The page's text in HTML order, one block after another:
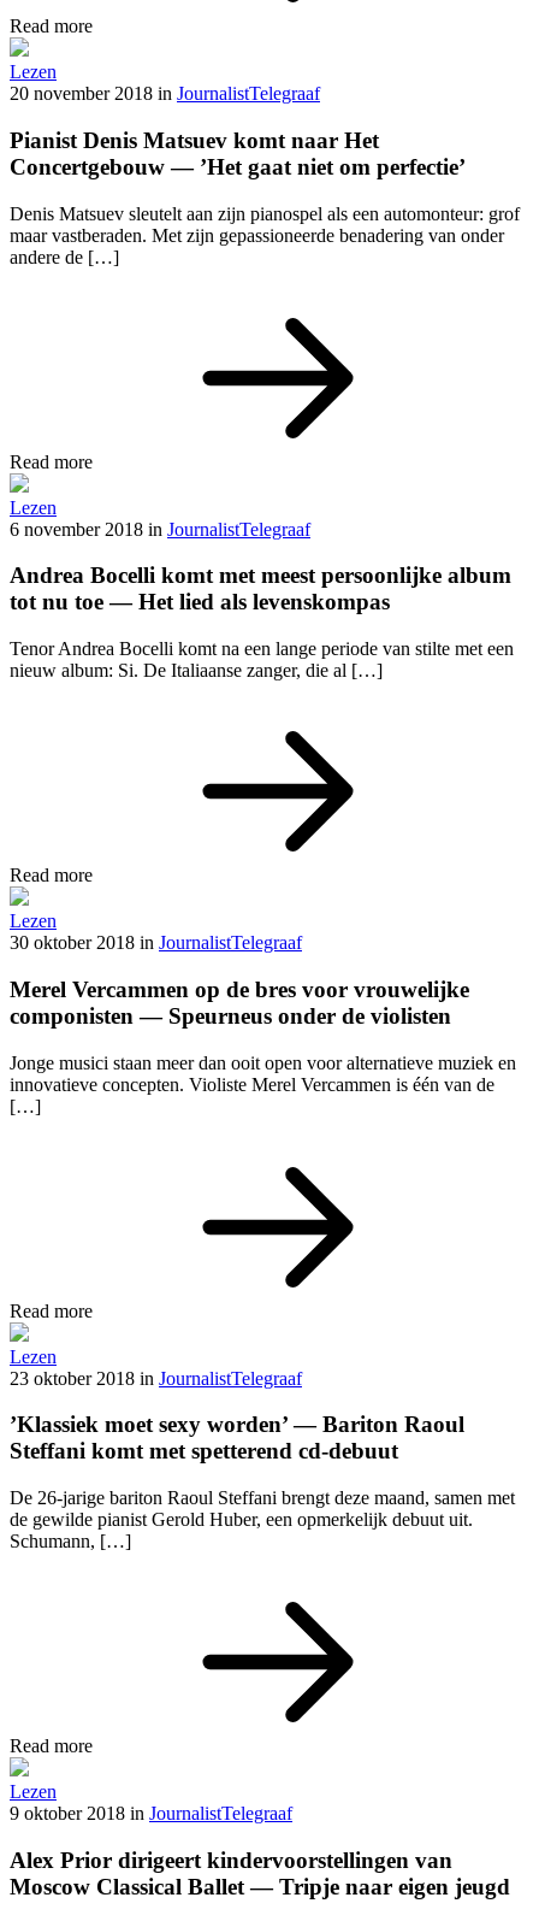
Read more
Lezen
20 november 2018 in JournalistTelegraaf
Pianist Denis Matsuev komt naar Het
Concertgebouw — ’Het gaat niet om perfectie’
Denis Matsuev sleutelt aan zijn pianospel als een automonteur: grof
maar vastberaden. Met zijn gepassioneerde benadering van onder
andere de […]
Read more
Lezen
6 november 2018 in JournalistTelegraaf
Andrea Bocelli komt met meest persoonlijke album
tot nu toe — Het lied als levenskompas
Tenor Andrea Bocelli komt na een lange periode van stilte met een
nieuw album: Si. De Italiaanse zanger, die al […]
Read more
Lezen
30 oktober 2018 in JournalistTelegraaf
Merel Vercammen op de bres voor vrouwelijke
componisten — Speurneus onder de violisten
Jonge musici staan meer dan ooit open voor alternatieve muziek en
innovatieve concepten. Violiste Merel Vercammen is één van de
[…]
Read more
Lezen
23 oktober 2018 in JournalistTelegraaf
’Klassiek moet sexy worden’ — Bariton Raoul
Steffani komt met spetterend cd-debuut
De 26-jarige bariton Raoul Steffani brengt deze maand, samen met
de gewilde pianist Gerold Huber, een opmerkelijk debuut uit.
Schumann, […]
Read more
Lezen
9 oktober 2018 in JournalistTelegraaf
Alex Prior dirigeert kindervoorstellingen van
Moscow Classical Ballet — Tripje naar eigen jeugd